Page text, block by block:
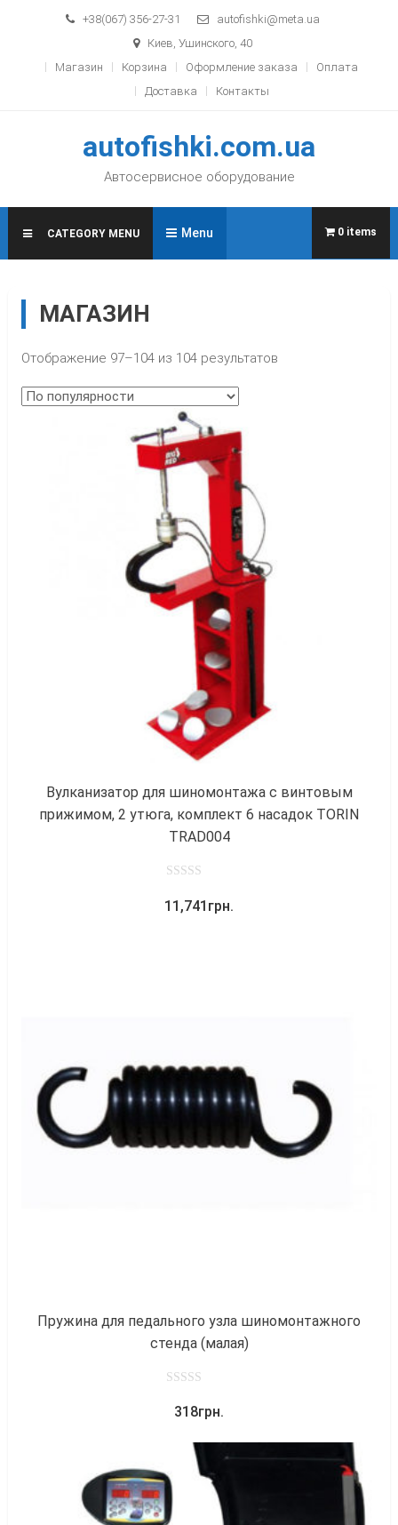
Skip to content+38(067) 356-27-31
autofishki@meta.ua
Киев, Ушинского, 40
Магазин
Корзина Оформление заказа
Оплата
Доставка
Контакты
autofishki.com.ua
Автосервисное оборудование
CATEGORY MENU Menu 0 items
МАГАЗИН
Отображение 97–104 из 104 результатов
Вулканизатор для шиномонтажа с винтовым
прижимом, 2 утюга, комплект 6 насадок TORIN
TRAD004
out
11,741 грн.
Пружина для педального узла шиномонтажного
стенда (малая)
out
318грн.